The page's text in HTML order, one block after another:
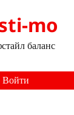
mo
баланс
Войти